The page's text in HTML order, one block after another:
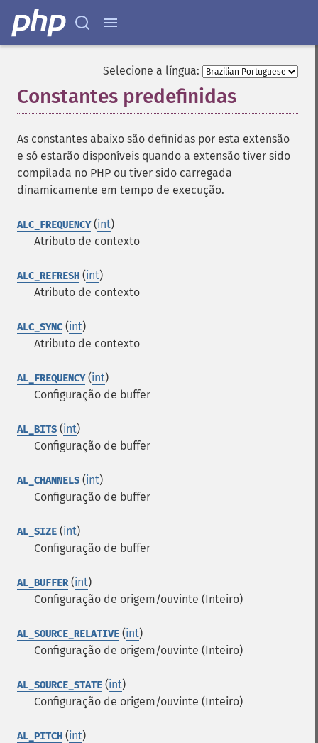
Selecione a língua:
Constantes predefinidas
As constantes abaixo são definidas por esta extensão
e só estarão disponíveis quando a extensão tiver sido
compilada no PHP ou tiver sido carregada
dinamicamente em tempo de execução.
ALC_FREQUENCY(int)
Atributo de contexto
ALC_REFRESH (int)
Atributo de contexto
ALC_SYNC (int)
Atributo de contexto
AL_FREQUENCY(int)
Configuração de buffer
AL_BITS (int)
Configuração de buffer
AL_CHANNELS (int)
Configuração de buffer
AL_SIZE (int)
Configuração de buffer
AL_BUFFER(int)
Configuração de origem/ouvinte (Inteiro)
AL_SOURCE_RELATIVE (int)
Configuração de origem/ouvinte (Inteiro)
AL_SOURCE_STATE (int)
Configuração de origem/ouvinte (Inteiro)
AL_PITCH (int)